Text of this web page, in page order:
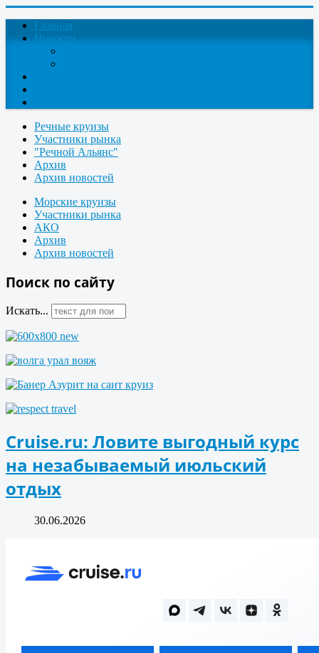
Главная
Новости
Речные круизы
Участники рынка
"Речной Альянс"
Архив
Архив новостей
Морские круизы
Участники рынка
АКО
Архив
Архив новостей
Поиск по сайту
Искать...
Cruise.ru: Ловите выгодный курс
на незабываемый июльский
отдых
30.06.2026